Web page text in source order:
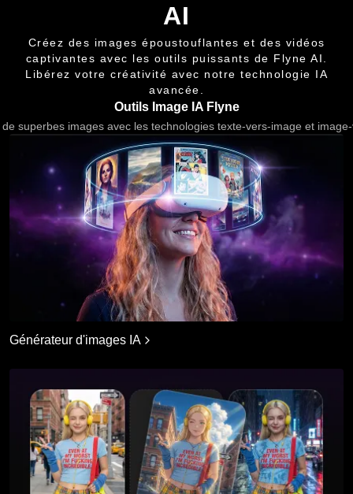
AI
Créez des images époustouflantes et des vidéos
captivantes avec les outils puissants de Flyne AI.
Libérez votre créativité avec notre technologie IA
avancée.
Outils Image IA Flyne
superbes images avec les technologies texte-vers-image et
Générateur d'images IA